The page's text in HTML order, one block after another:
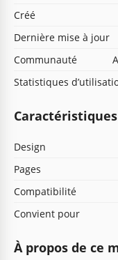
Créé
Dernière mise à jour
Communauté
Statistiques
Design
Pages
Compatibilité
Convient pour
À propos de ce